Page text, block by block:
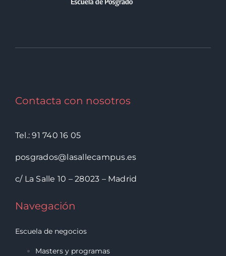
Contacta con nosotros
Tel.: 91 740 16 05
posgrados@lasallecampus.es
c/ La Salle 10 – 28023 – Madrid
Navegación
Escuela de negocios
Masters y programas